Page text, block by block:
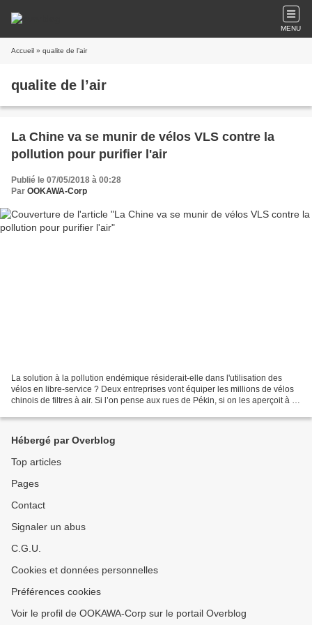
MENU
Accueil » qualite de l’air
qualite de l’air
La Chine va se munir de vélos VLS contre la
pollution pour purifier l'air
Publié le 07/05/2018 à 00:28
Par OOKAWA-Corp
La solution à la pollution endémique résiderait-elle dans l'utilisation des
vélos en libre-service ? Deux entreprises vont équiper les millions de vélos
chinois de filtres à air. Si l’on pense aux rues de Pékin, si on les aperçoit à la
Hébergé par Overblog
Top articles
Pages
Contact
Signaler un abus
C.G.U.
Cookies et données personnelles
Préférences cookies
Voir le profil de OOKAWA-Corp sur le portail Overblog